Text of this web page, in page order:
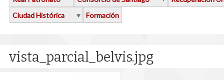
Ciudad Histórica
Formación
vista_parcial_belvis.jpg